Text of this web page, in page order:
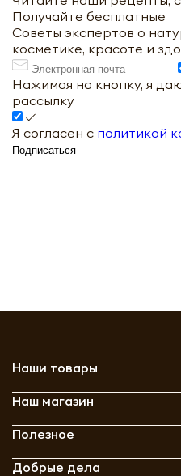
Получайте бесплатные
Советы экспертов о
косметике, красоте и
Нажимая на кнопку, я
рассылку
Я согласен с политикой
Подписаться
Наши товары
Наш магазин
Полезное
Добрые дела